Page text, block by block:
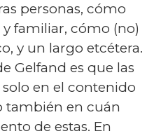
personas, cómo
familiar, cómo (no)
y un largo etcétera.
Gelfand es que las
en el contenido
también en cuán
de estas. En